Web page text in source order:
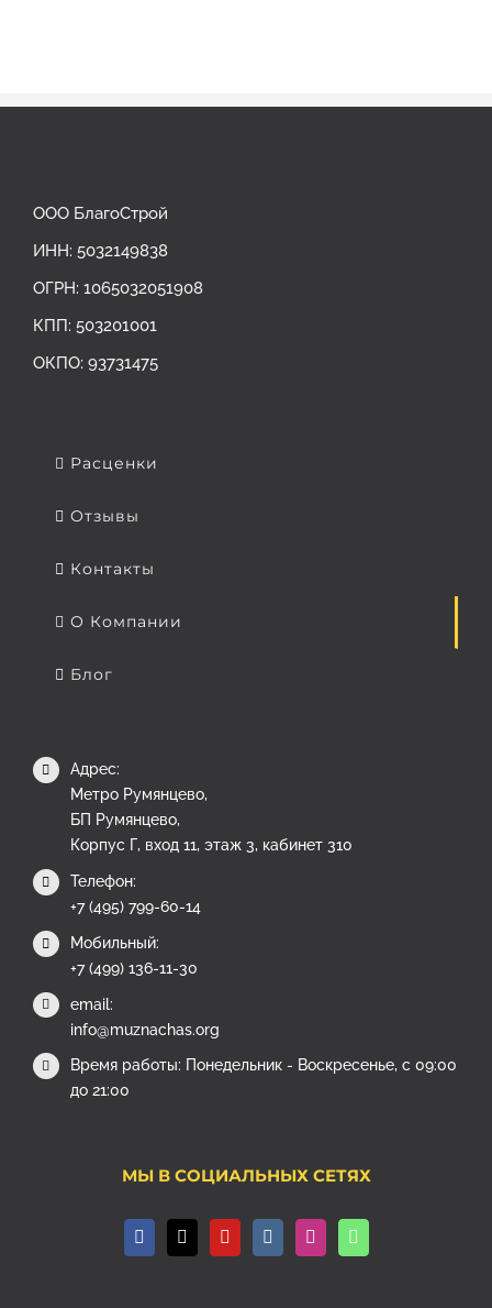
ООО БлагоСтрой
ИНН: 5032149838
ОГРН: ‎1065032051908
КПП: 503201001
ОКПО: 93731475
Расценки
Отзывы
Контакты
О Компании
Блог
Адрес:
Метро Румянцево,
БП Румянцево,
Корпус Г, вход 11, этаж 3, кабинет 310
Телефон:
+7 (495) 799-60-14
Мобильный:
+7 (499) 136-11-30
email:
info@muznachas.org
Время работы: Понедельник - Воскресенье, с 09:00
до 21:00
МЫ В СОЦИАЛЬНЫХ СЕТЯХ